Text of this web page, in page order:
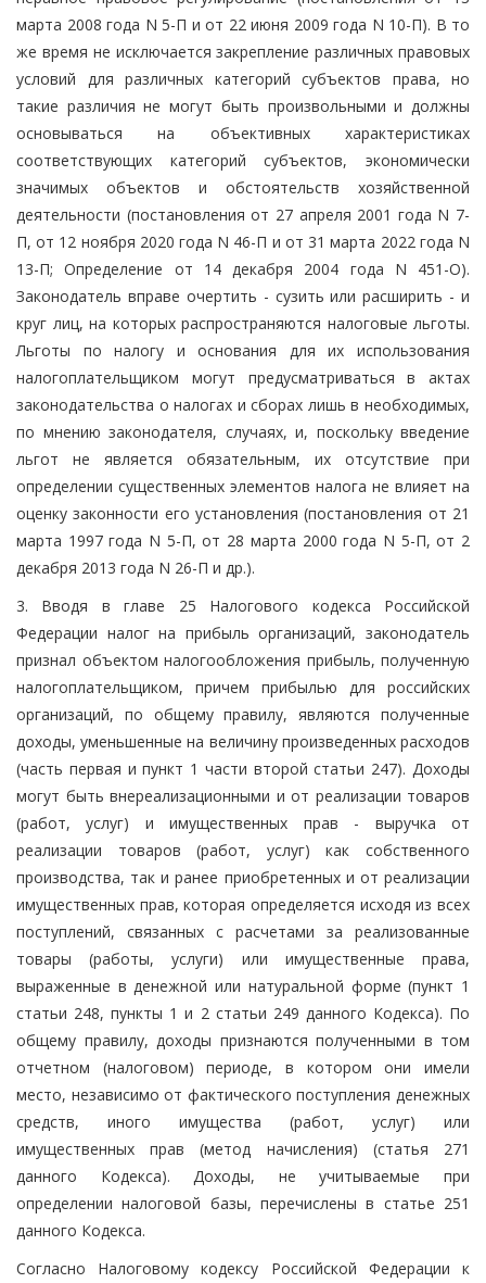
марта 2008 года N 5-П и от 22 июня 2009 года N 10-П). В то
же время не исключается закрепление различных правовых
условий для различных категорий субъектов права, но
такие различия не могут быть произвольными и должны
основываться на объективных характеристиках
соответствующих категорий субъектов, экономически
значимых объектов и обстоятельств хозяйственной
деятельности (постановления от 27 апреля 2001 года N 7-
П, от 12 ноября 2020 года N 46-П и от 31 марта 2022 года N
13-П; Определение от 14 декабря 2004 года N 451-О).
Законодатель вправе очертить - сузить или расширить - и
круг лиц, на которых распространяются налоговые льготы.
Льготы по налогу и основания для их использования
налогоплательщиком могут предусматриваться в актах
законодательства о налогах и сборах лишь в необходимых,
по мнению законодателя, случаях, и, поскольку введение
льгот не является обязательным, их отсутствие при
определении существенных элементов налога не влияет на
оценку законности его установления (постановления от 21
марта 1997 года N 5-П, от 28 марта 2000 года N 5-П, от 2
декабря 2013 года N 26-П и др.).
3. Вводя в главе 25 Налогового кодекса Российской
Федерации налог на прибыль организаций, законодатель
признал объектом налогообложения прибыль, полученную
налогоплательщиком, причем прибылью для российских
организаций, по общему правилу, являются полученные
доходы, уменьшенные на величину произведенных расходов
(часть первая и пункт 1 части второй статьи 247). Доходы
могут быть внереализационными и от реализации товаров
(работ, услуг) и имущественных прав - выручка от
реализации товаров (работ, услуг) как собственного
производства, так и ранее приобретенных и от реализации
имущественных прав, которая определяется исходя из всех
поступлений, связанных с расчетами за реализованные
товары (работы, услуги) или имущественные права,
выраженные в денежной или натуральной форме (пункт 1
статьи 248, пункты 1 и 2 статьи 249 данного Кодекса). По
общему правилу, доходы признаются полученными в том
отчетном (налоговом) периоде, в котором они имели
место, независимо от фактического поступления денежных
средств, иного имущества (работ, услуг) или
имущественных прав (метод начисления) (статья 271
данного Кодекса). Доходы, не учитываемые при
определении налоговой базы, перечислены в статье 251
данного Кодекса.
Согласно Налоговому кодексу Российской Федерации к